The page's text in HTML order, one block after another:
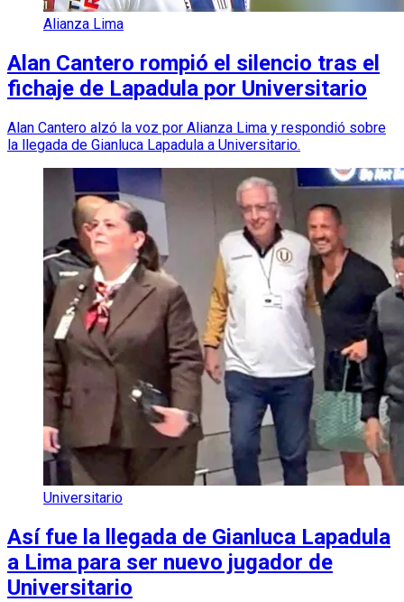
Alianza Lima
Alan Cantero rompió el silencio tras el
fichaje de Lapadula por Universitario
Alan Cantero alzó la voz por Alianza Lima y respondió sobre
la llegada de Gianluca Lapadula a Universitario.
Universitario
Así fue la llegada de Gianluca Lapadula
a Lima para ser nuevo jugador de
Universitario